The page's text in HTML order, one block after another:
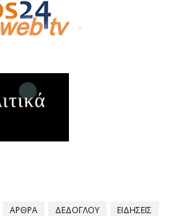
ΑΡΘΡΑ ΔΕΔΟΓΛΟΥ ΕΙΔΗΣΕΙΣ